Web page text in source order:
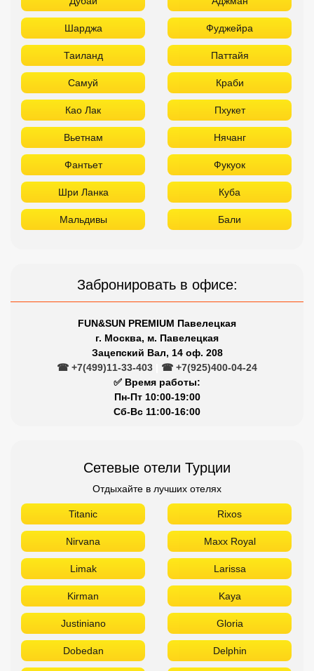
Шарджа Фуджейра
Таиланд Паттайя
Самуй Краби
Као Лак Пхукет
Вьетнам Нячанг
Фантьет Фукуок
Шри Ланка Куба
Мальдивы Бали
Забронировать в офисе:
FUN&SUN PREMIUM Павелецкая
г. Москва, м. Павелецкая
Зацепский Вал, 14 оф. 208
☎ +7(499)11-33-403
☎ +7(925)400-04-24
✅ Время работы:
Пн-Пт 10:00-19:00
Сб-Вс 11:00-16:00
Сетевые отели Турции
Отдыхайте в лучших отелях
Titanic Rixos
Nirvana Maxx Royal
Limak Larissa
Kirman Kaya
Justiniano Gloria
Dobedan Delphin